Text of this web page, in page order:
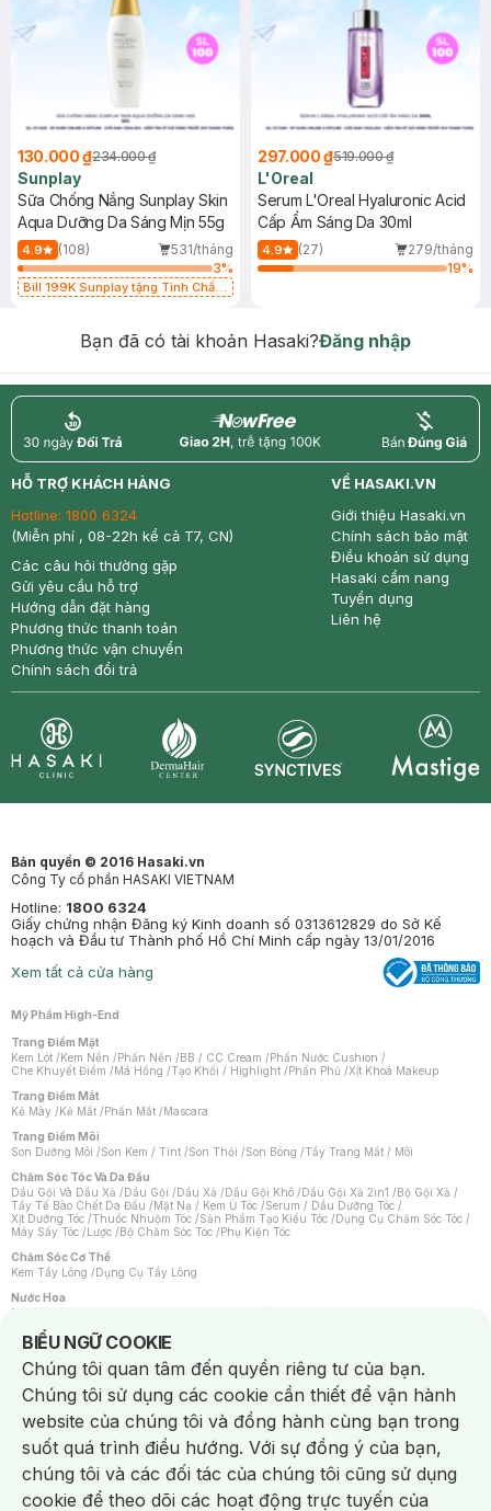
130.000 ₫234.000 ₫
Sunplay
Sữa Chống Nắng Sunplay Skin
Aqua Dưỡng Da Sáng Mịn 55g
4.9 (108)
531/tháng
3%
Bill 199K Sunplay tặng Tinh Chất
297.000 ₫519.000 ₫
L'Oreal
Serum L'Oreal Hyaluronic Acid
Cấp Ẩm Sáng Da 30ml
4.9 (27)
279/tháng
19%
Bạn đã có tài khoản Hasaki?Đăng nhập
return nowfree price
HỖ TRỢ KHÁCH HÀNG
Hotline: 1800 6324
(Miễn phí , 08-22h kể cả T7, CN)
Các câu hỏi thường gặp
Gửi yêu cầu hỗ trợ
Hướng dẫn đặt hàng
Phương thức thanh toán
Phương thức vận chuyển
Chính sách đổi trả
VỀ HASAKI.VN
Giới thiệu Hasaki.vn
Chính sách bảo mật
Điều khoản sử dụng
Hasaki cẩm nang
Tuyển dụng
Liên hệ
Bản quyền © 2016 Hasaki.vn
Công Ty cổ phần HASAKI VIETNAM
Hotline: 1800 6324
Giấy chứng nhận Đăng ký Kinh doanh số 0313612829 do Sở Kế
hoạch và Đầu tư Thành phố Hồ Chí Minh cấp ngày 13/01/2016
Xem tất cả cửa hàng
Mỹ Phẩm High-End
Trang Điểm Mặt
Kem Lót /Kem Nền /Phấn Nền /BB / CC Cream /Phấn Nước Cushion /
Che Khuyết Điểm /Má Hồng /Tạo Khối / Highlight /Phấn Phủ /Xịt Khoá Makeup
Trang Điểm Mắt
Kẻ Mày /Kẻ Mắt /Phấn Mắt /Mascara
Trang Điểm Môi
Son Dưỡng Môi /Son Kem / Tint /Son Thỏi /Son Bóng /Tẩy Trang Mắt / Môi
Chăm Sóc Tóc Và Da Đầu
Dầu Gội Và Dầu Xả /Dầu Gội /Dầu Xả /Dầu Gội Khô /Dầu Gội Xả 2in1 /Bộ Gội Xả /
Tẩy Tế Bào Chết Da Đầu /Mặt Nạ / Kem Ủ Tóc /Serum / Dầu Dưỡng Tóc /
Xịt Dưỡng Tóc /Thuốc Nhuộm Tóc /Sản Phẩm Tạo Kiểu Tóc /Dụng Cụ Chăm Sóc Tóc /
Máy Sấy Tóc /Lược /Bộ Chăm Sóc Tóc /Phụ Kiện Tóc
Chăm Sóc Cơ Thể
Kem Tẩy Lông /Dụng Cụ Tẩy Lông
Nước Hoa
Nước Hoa Nữ
Chăm Sóc Cá Nhân
Chống Muỗi /Khẩu Trang /Máy Massage/Mặt Nạ Xông Hơi /Nước Rửa Tay/
Sản Phẩm Chăm Sóc Khác /Bàn Chải Đánh Răng /Bàn Chải Điện/
Hỗ Trợ Trắng Răng/Kem Đánh Răng /Máy Tăm Nước/ Nước Súc Miệng/
Tăm / Chỉ Nha Khoa/ Xịt Thơm Miệng / Dung Dịch Vệ Sinh/Dưỡng Vùng Kín/
Khăn Ướt Vệ Sinh Vùng Kín/Băng Vệ Sinh/Tampon/Bọt Cạo Râu /Dao Cạo Râu/
Máy Cạo Râu
Vấn Đề Về Da
Da Dầu / Lỗ Chân Lông To/ Da Khô / Mất Nước/ Da Lão Hóa/ Da Mụn/
Da Nhạy Cảm / Kích Ứng
Da Xỉn Màu Thâm / Nám / Tàn Nhang
Quầng Thâm & Bọng Mắt /Sẹo /Viêm Da Cơ Địa
BIỂU NGỮ COOKIE
Notice about cookies usage
Chúng tôi quan tâm đến quyền riêng tư của bạn.
Chúng tôi sử dụng các cookie cần thiết để vận hành
website của chúng tôi và đồng hành cùng bạn trong
suốt quá trình điều hướng. Với sự đồng ý của bạn,
chúng tôi và các đối tác của chúng tôi cũng sử dụng
cookie để theo dõi các hoạt động trực tuyến của